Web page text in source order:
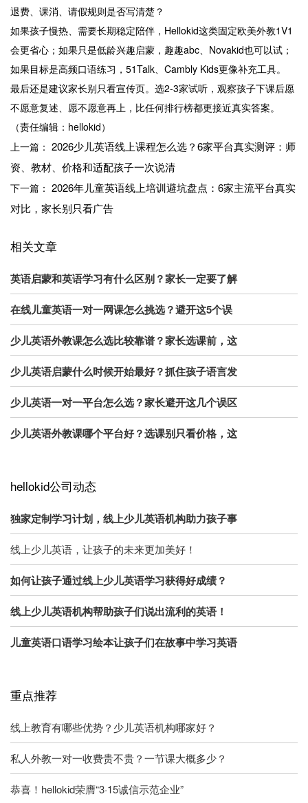
退费、课消、请假规则是否写清楚？
如果孩子慢热、需要长期稳定陪伴，Hellokid这类固定欧美外教1V1
会更省心；如果只是低龄兴趣启蒙，趣趣abc、Novakid也可以试；
如果目标是高频口语练习，51Talk、Cambly Kids更像补充工具。
最后还是建议家长别只看宣传页。选2-3家试听，观察孩子下课后愿
不愿意复述、愿不愿意再上，比任何排行榜都更接近真实答案。
（责任编辑：hellokid）
上一篇： 2026少儿英语线上课程怎么选？6家平台真实测评：师
资、教材、价格和适配孩子一次说清
下一篇： 2026年儿童英语线上培训避坑盘点：6家主流平台真实
对比，家长别只看广告
相关文章
英语启蒙和英语学习有什么区别？家长一定要了解
在线儿童英语一对一网课怎么挑选？避开这5个误
少儿英语外教课怎么选比较靠谱？家长选课前，这
少儿英语启蒙什么时候开始最好？抓住孩子语言发
少儿英语一对一平台怎么选？家长避开这几个误区
少儿英语外教课哪个平台好？选课别只看价格，这
hellokid公司动态
独家定制学习计划，线上少儿英语机构助力孩子事
线上少儿英语，让孩子的未来更加美好！
如何让孩子通过线上少儿英语学习获得好成绩？
线上少儿英语机构帮助孩子们说出流利的英语！
儿童英语口语学习绘本让孩子们在故事中学习英语
重点推荐
线上教育有哪些优势？少儿英语机构哪家好？
私人外教一对一收费贵不贵？一节课大概多少？
恭喜！hellokid荣膺“3·15诚信示范企业”